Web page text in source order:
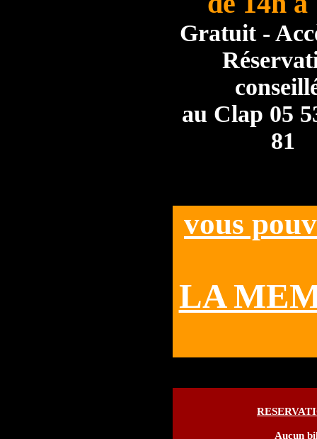
Gratuit -
au Clap 05
81
vous
LA
Aucun